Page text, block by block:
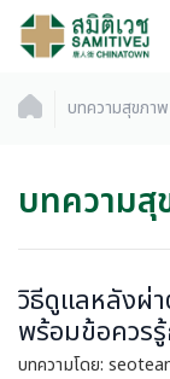
บทความสุขภาพ
บทความสุ
วิธีดูแลหลังผ่า
พร้อมข้อควร
บทความโดย: